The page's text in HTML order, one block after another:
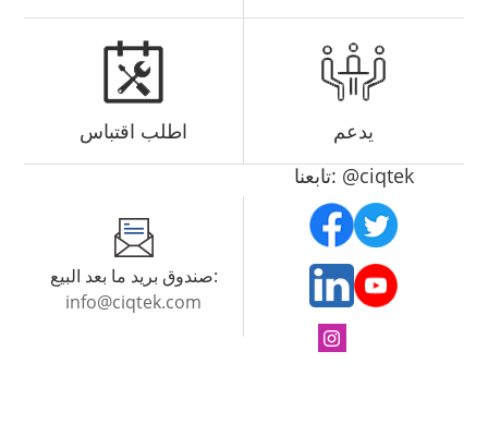
اطلب اقتباس يدعم
صندوق بريد ما بعد البيع:
info@ciqtek.com
تابعنا: @ciqtek